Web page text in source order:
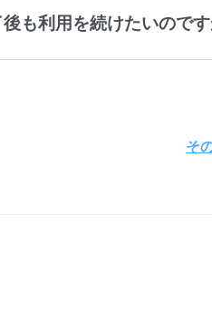
も利用を続けたいので
そ